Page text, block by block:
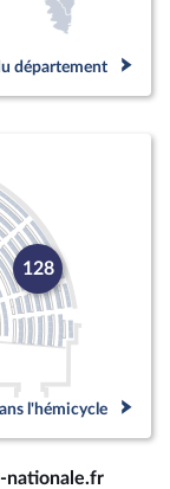
département
128
l'hémicycle
nationale.fr